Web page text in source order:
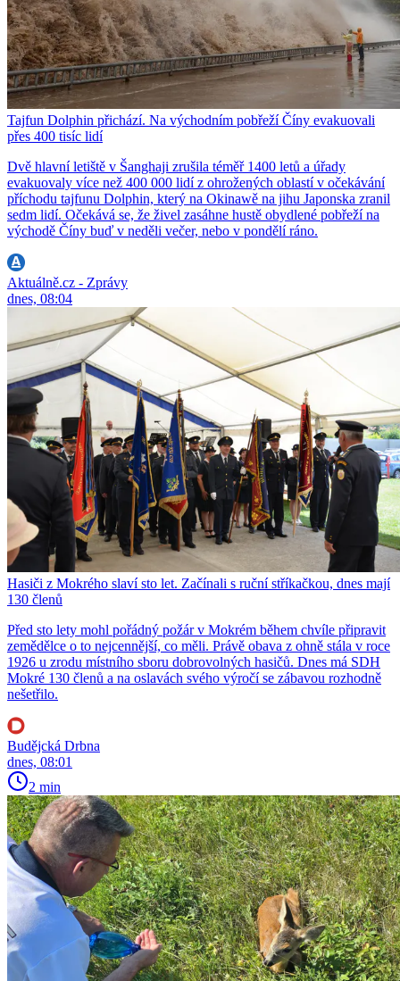
Tajfun Dolphin přichází. Na východním pobřeží Číny evakuovali
přes 400 tisíc lidí
Dvě hlavní letiště v Šanghaji zrušila téměř 1400 letů a úřady
evakuovaly více než 400 000 lidí z ohrožených oblastí v očekávání
příchodu tajfunu Dolphin, který na Okinawě na jihu Japonska zranil
sedm lidí. Očekává se, že živel zasáhne hustě obydlené pobřeží na
východě Číny buď v neděli večer, nebo v pondělí ráno.
Aktuálně.cz - Zprávy
dnes, 08:04
Hasiči z Mokrého slaví sto let. Začínali s ruční stříkačkou, dnes mají
130 členů
Před sto lety mohl pořádný požár v Mokrém během chvíle připravit
zemědělce o to nejcennější, co měli. Právě obava z ohně stála v roce
1926 u zrodu místního sboru dobrovolných hasičů. Dnes má SDH
Mokré 130 členů a na oslavách svého výročí se zábavou rozhodně
nešetřilo.
Budějcká Drbna
dnes, 08:01
2 min